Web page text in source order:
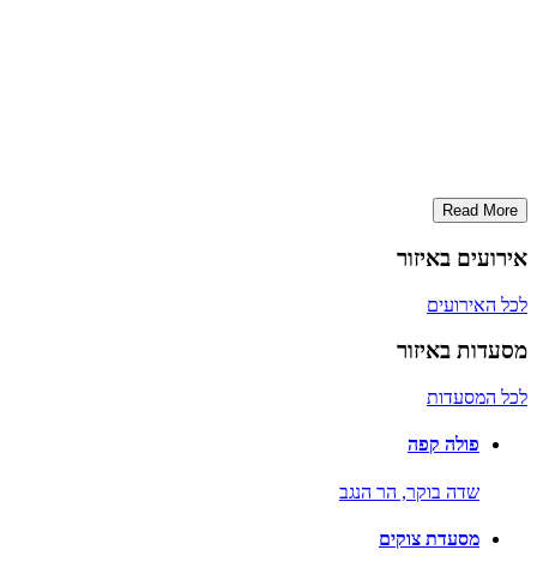
Read More
אירועים באיזור
לכל האירועים
מסעדות באיזור
לכל המסעדות
פולה קפה
שדה בוקר, הר הנגב
מסעדת צוקים